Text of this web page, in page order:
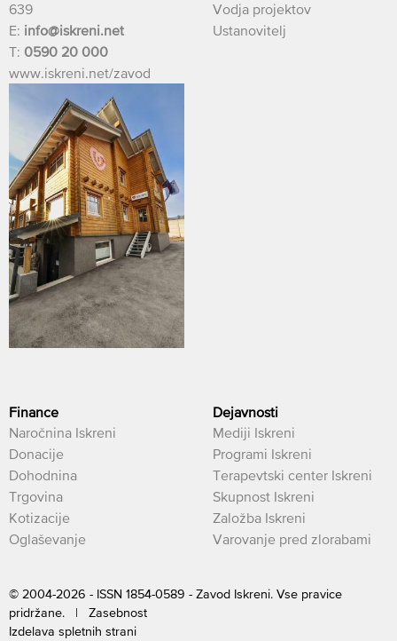
639
E: info@iskreni.net
T: 0590 20 000
www.iskreni.net/zavod
Vodja projektov
Ustanovitelj
Finance
Naročnina Iskreni
Donacije
Dohodnina
Trgovina
Kotizacije
Oglaševanje
Dejavnosti
Mediji Iskreni
Programi Iskreni
Terapevtski center Iskreni
Skupnost Iskreni
Založba Iskreni
Varovanje pred zlorabami
© 2004-2026 - ISSN 1854-0589 - Zavod Iskreni. Vse pravice
pridržane. | Zasebnost
Izdelava spletnih strani